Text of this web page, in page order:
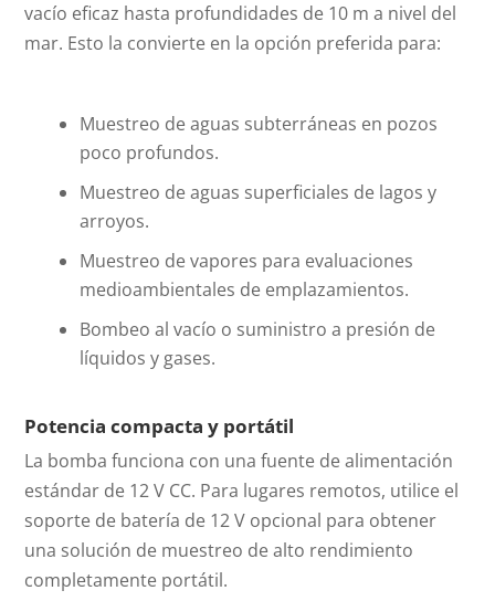
vacío eficaz hasta profundidades de 10 m a nivel del
mar. Esto la convierte en la opción preferida para:
Muestreo de aguas subterráneas en pozos
poco profundos.
Muestreo de aguas superficiales de lagos y
arroyos.
Muestreo de vapores para evaluaciones
medioambientales de emplazamientos.
Bombeo al vacío o suministro a presión de
líquidos y gases.
Potencia compacta y portátil
La bomba funciona con una fuente de alimentación
estándar de 12 V CC. Para lugares remotos, utilice el
soporte de batería de 12 V opcional para obtener
una solución de muestreo de alto rendimiento
completamente portátil.